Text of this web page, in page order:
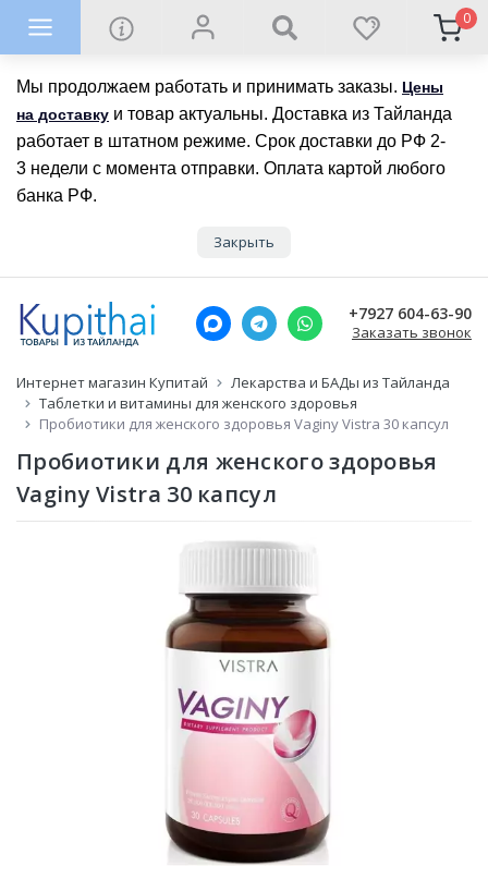
Мы продолжаем работать и принимать заказы. Цены
на доставку и товар актуальны. Доставка из Тайланда
работает в штатном режиме. Срок доставки до РФ 2-
3 недели с момента отправки. Оплата картой любого
банка РФ.
Закрыть
0
+7927 604-63-90
Заказать звонок
Интернет магазин Купитай
Лекарства и БАДы из Тайланда
Таблетки и витамины для женского здоровья
Пробиотики для женского здоровья Vaginy Vistra 30 капсул
Пробиотики для женского здоровья
Vaginy Vistra 30 капсул